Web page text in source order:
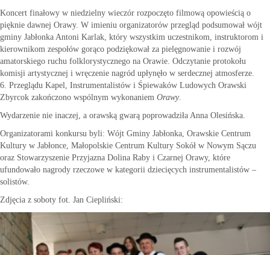
Koncert finałowy w niedzielny wieczór rozpoczęto filmową opowieścią o
pięknie dawnej Orawy. W imieniu organizatorów przegląd podsumował wójt
gminy Jabłonka Antoni Karlak, który wszystkim uczestnikom, instruktorom i
kierownikom zespołów gorąco podziękował za pielęgnowanie i rozwój
amatorskiego ruchu folklorystycznego na Orawie. Odczytanie protokołu
komisji artystycznej i wręczenie nagród upłynęło w serdecznej atmosferze.
6. Przeglądu Kapel, Instrumentalistów i Śpiewaków Ludowych Orawski
Zbyrcok zakończono wspólnym wykonaniem Orawy.
Wydarzenie nie inaczej, a orawską gwarą poprowadziła Anna Olesińska.
Organizatorami konkursu byli: Wójt Gminy Jabłonka, Orawskie Centrum
Kultury w Jabłonce, Małopolskie Centrum Kultury Sokół w Nowym Sączu
oraz Stowarzyszenie Przyjazna Dolina Raby i Czarnej Orawy, które
ufundowało nagrody rzeczowe w kategorii dziecięcych instrumentalistów –
solistów.
Zdjęcia z soboty fot. Jan Ciepliński: